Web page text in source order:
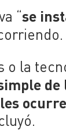
“se
la
ocurre